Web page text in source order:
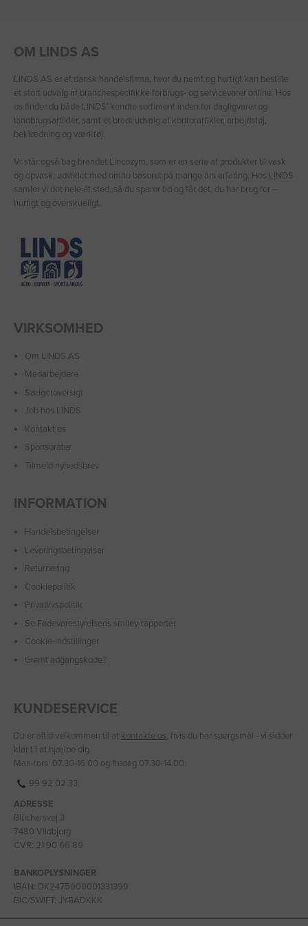
OM LINDS AS
LINDS AS er et dansk handelsfirma, hvor du nemt og hurtigt kan bestille
et stort udvalg af branchespecifikke forbrugs- og servicevarer online. Hos
os finder du både LINDS′ kendte sortiment inden for dagligvarer og
landbrugsartikler, samt et bredt udvalg af kontorartikler, arbejdstøj,
beklædning og værktøj.
Vi står også bag brandet Lincozym, som er en serie af produkter til vask
og opvask, udviklet med omhu baseret på mange års erfaring. Hos LINDS
samler vi det hele ét sted, så du sparer tid og får det, du har brug for –
hurtigt og overskueligt.
VIRKSOMHED
Om LINDS AS
Medarbejdere
Sælgeroversigt
Job hos LINDS
Kontakt os
Sponsorater
Tilmeld nyhedsbrev
INFORMATION
Handelsbetingelser
Leveringsbetingelser
Returnering
Cookiepolitik
Privatlivspolitik
Se Fødevarestyrelsens smiley-rapporter
Cookie-indstillinger
Glemt adgangskode?
KUNDESERVICE
Du er altid velkommen til at kontakte os, hvis du har spørgsmål - vi sidder
klar til at hjælpe dig.
Man-tors: 07.30-16.00 og fredag 07.30-14.00.
99 92 02 33
ADRESSE
Blüchersvej 3
7480 Vildbjerg
CVR: 21 90 66 89
BANKOPLYSNINGER
IBAN: DK2475900001331399
BIC/SWIFT: JYBADKKK